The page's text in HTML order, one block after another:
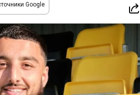
Google